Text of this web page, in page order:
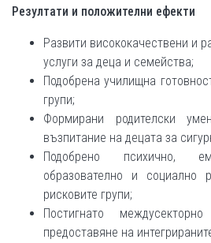
Резултати и положителни ефекти
Развити висококачествени и
услуги за деца и семейства;
Подобрена училищна
групи;
Формирани родителски
възпитание на децата за
Подобрено психично,
образователно и социално
рисковите групи;
Постигнато
предоставяне на